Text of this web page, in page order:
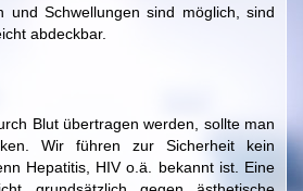
und Schwellungen sind möglich, sind
abdeckbar.
Blut übertragen werden, sollte man
Wir führen zur Sicherheit kein
Hepatitis, HIV o.ä. bekannt ist. Eine